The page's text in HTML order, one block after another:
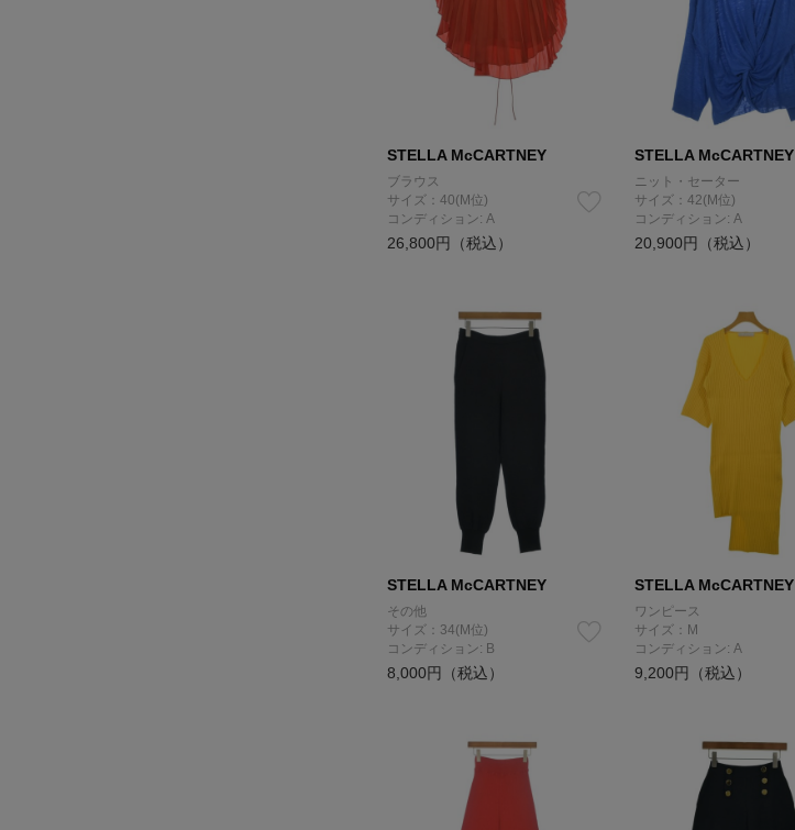
STELLA McCARTNEY
ブラウス
サイズ：40(M位)
コンディション: A
26,800円（税込）
STELLA McCARTNEY
ニット・セーター
サイズ：42(M位)
コンディション: A
20,900円（税込）
STELLA McCARTNEY
その他
サイズ：34(M位)
コンディション: B
8,000円（税込）
STELLA McCARTNEY
ワンピース
サイズ：M
コンディション: A
9,200円（税込）